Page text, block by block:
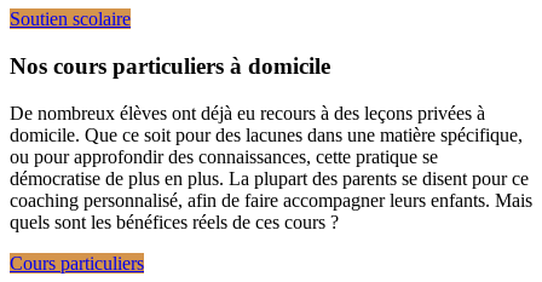
Soutien scolaire
Nos cours particuliers à domicile
De nombreux élèves ont déjà eu recours à des leçons privées à
domicile. Que ce soit pour des lacunes dans une matière spécifique,
ou pour approfondir des connaissances, cette pratique se
démocratise de plus en plus. La plupart des parents se disent pour ce
coaching personnalisé, afin de faire accompagner leurs enfants. Mais
quels sont les bénéfices réels de ces cours ?
Cours particuliers